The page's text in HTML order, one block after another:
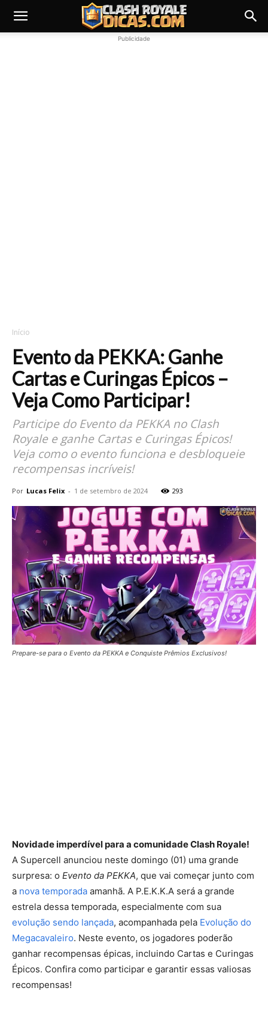
Publicidade
Início
Evento da PEKKA: Ganhe
Cartas e Curingas Épicos –
Veja Como Participar!
Participe do Evento da PEKKA no Clash
Royale e ganhe Cartas e Curingas Épicos!
Veja como o evento funciona e desbloqueie
recompensas incríveis!
Por Lucas Felix - 1 de setembro de 2024 293
Prepare-se para o Evento da PEKKA e Conquiste Prêmios Exclusivos!
Novidade imperdível para a comunidade Clash Royale!
A Supercell anunciou neste domingo (01) uma grande
surpresa: o Evento da PEKKA, que vai começar junto com
a nova temporada amanhã. A P.E.K.K.A será a grande
estrela dessa temporada, especialmente com sua
evolução sendo lançada, acompanhada pela Evolução do
Megacavaleiro. Neste evento, os jogadores poderão
ganhar recompensas épicas, incluindo Cartas e Curingas
Épicos. Confira como participar e garantir essas valiosas
recompensas!